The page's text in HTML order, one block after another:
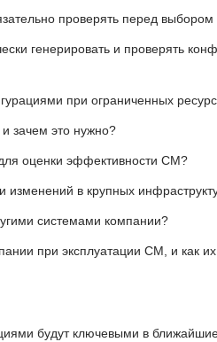
проверять перед
генерировать и проверять
при ограниченных
зачем это нужно?
оценки эффективности CM?
изменений в крупных
системами компании?
при эксплуатации CM, и как
будут ключевыми в